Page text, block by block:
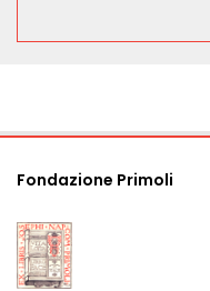
Fondazione Primoli